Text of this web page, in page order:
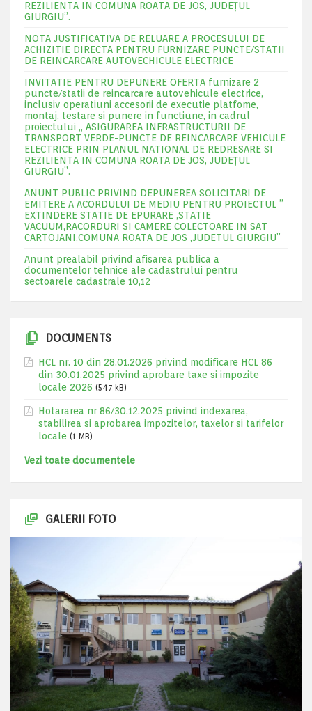
REZILIENTA IN COMUNA ROATA DE JOS, JUDEŢUL
GIURGIU”.
NOTA JUSTIFICATIVA DE RELUARE A PROCESULUI DE
ACHIZITIE DIRECTA PENTRU FURNIZARE PUNCTE/STATII
DE REINCARCARE AUTOVECHICULE ELECTRICE
INVITATIE PENTRU DEPUNERE OFERTA furnizare 2
puncte/statii de reincarcare autovehicule electrice,
inclusiv operatiuni accesorii de executie platfome,
montaj, testare si punere in functiune, in cadrul
proiectului „ ASIGURAREA INFRASTRUCTURII DE
TRANSPORT VERDE-PUNCTE DE REINCARCARE VEHICULE
ELECTRICE PRIN PLANUL NATIONAL DE REDRESARE SI
REZILIENTA IN COMUNA ROATA DE JOS, JUDEŢUL
GIURGIU”.
ANUNT PUBLIC PRIVIND DEPUNEREA SOLICITARI DE
EMITERE A ACORDULUI DE MEDIU PENTRU PROIECTUL ”
EXTINDERE STATIE DE EPURARE ,STATIE
VACUUM,RACORDURI SI CAMERE COLECTOARE IN SAT
CARTOJANI,COMUNA ROATA DE JOS ,JUDETUL GIURGIU”
Anunt prealabil privind afisarea publica a
documentelor tehnice ale cadastrului pentru
sectoarele cadastrale 10,12
DOCUMENTS
HCL nr. 10 din 28.01.2026 privind modificare HCL 86
din 30.01.2025 privind aprobare taxe si impozite
locale 2026 (547 kB)
Hotararea nr 86/30.12.2025 privind indexarea,
stabilirea si aprobarea impozitelor, taxelor si tarifelor
locale (1 MB)
Vezi toate documentele
GALERII FOTO